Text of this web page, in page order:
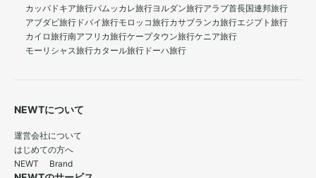
カッパドキア旅行パムッカレ旅行ヨルダン旅行アラブ首長国連邦旅行
アブダビ旅行 ドバイ旅行モロッコ旅行カサブランカ旅行エジプト旅行
カイロ旅行南アフリカ旅行ケープタウン旅行ケニア旅行
モーリシャス旅行カタール旅行 ドーハ旅行
NEWTについて
運営会社について
はじめての方へ
NEWT Brand